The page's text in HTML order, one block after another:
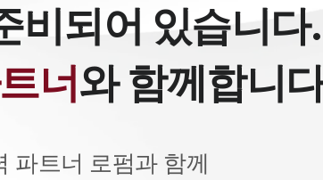
비되어 있습니다.
너와 함께합니
파트너 로펌과 함께